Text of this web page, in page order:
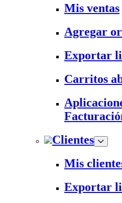
Mis ventas
Agregar
Exportar
Carritos
Clientes
Mis
Exportar